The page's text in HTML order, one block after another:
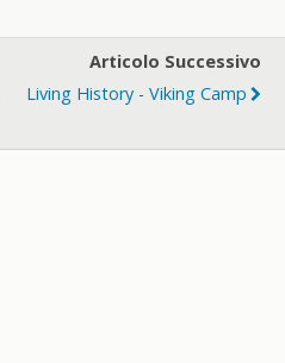
Articolo Successivo
Living History - Viking Camp